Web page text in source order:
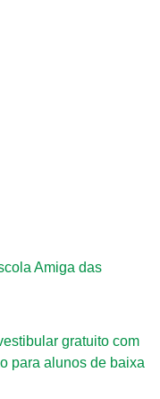
Amiga das
gratuito com
para alunos de baixa